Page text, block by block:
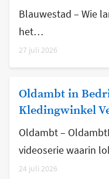
Blauwestad – Wie
het…
27 juli 2026
Oldambt in
Kledingwinkel
Oldambt –
videoserie waarin
24 juli 2026